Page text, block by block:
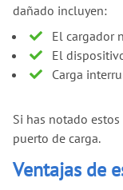
dañado incluyen:
El cargador
El
Carga
Si has notado
puerto de carga.
Ventajas de